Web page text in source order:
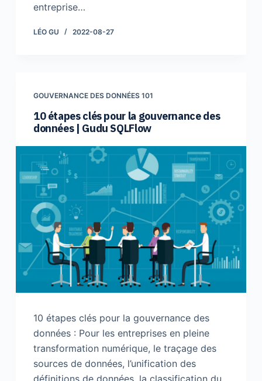
entreprise…
LÉO GU 2022-08-27
GOUVERNANCE DES DONNÉES 101
10 étapes clés pour la gouvernance des
données | Gudu SQLFlow
10 étapes clés pour la gouvernance des
données : Pour les entreprises en pleine
transformation numérique, le traçage des
sources de données, l’unification des
définitions de données, la classification du